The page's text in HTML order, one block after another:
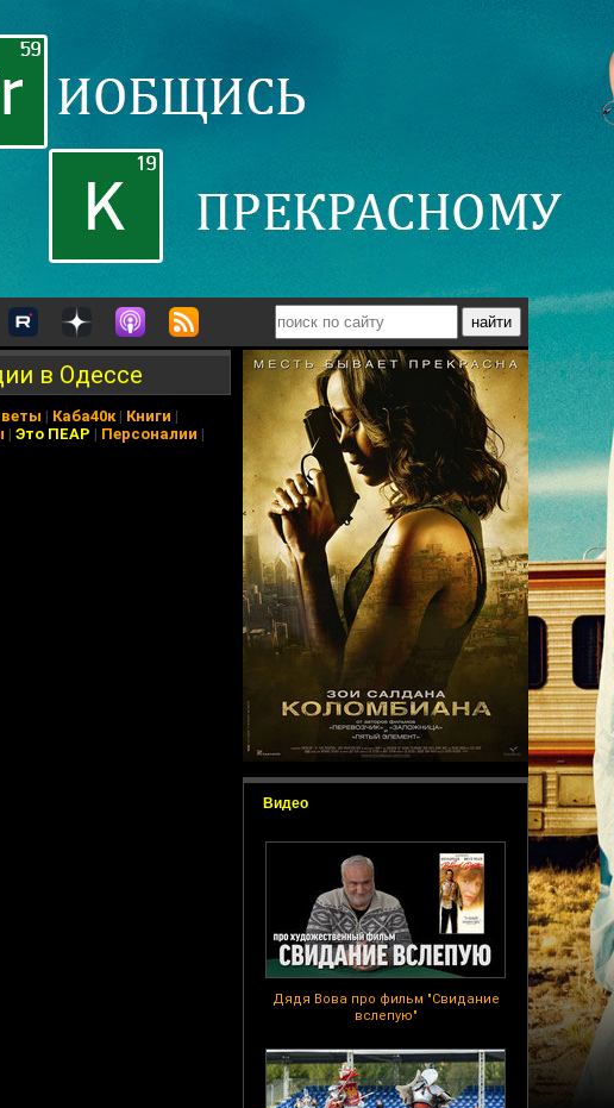
Видео
Дядя Вова про фильм "Свидание
вслепую"
в Одессе
| Каба40к| Книги |
| Это ПЕАР | Персоналии |